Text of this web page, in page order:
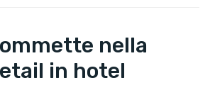
nella
in hotel